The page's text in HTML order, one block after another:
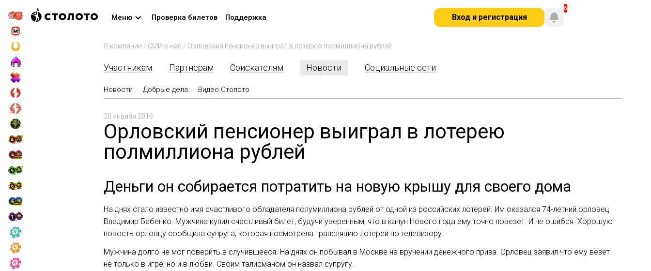
Меню Проверка билетов Поддержка Вход и регистрация
О компании / СМИ о нас / Орловский пенсионер выиграл в лотерею полмиллиона рублей
Участникам Партнерам Соискателям Новости Социальные сети
Новости Добрые дела Видео Столото
20 января 2016
Орловский пенсионер выиграл в лотерею
полмиллиона рублей
Деньги он собирается потратить на новую крышу для своего дома
На днях стало известно имя счастливого обладателя полумиллиона рублей от одной из российских лотерей. Им оказался 74-летний орловец
Владимир Бабенко. Мужчина купил счастливый билет, будучи уверенным, что в канун Нового года ему точно повезет. И не ошибся. Хорошую
новость орловцу сообщила супруга, которая посмотрела трансляцию лотереи по телевизору.
Мужчина долго не мог поверить в случившееся. На днях он побывал в Москве на вручении денежного приза. Орловец заявил что ему везет
не только в игре, но и в любви. Своим талисманом он назвал супругу.